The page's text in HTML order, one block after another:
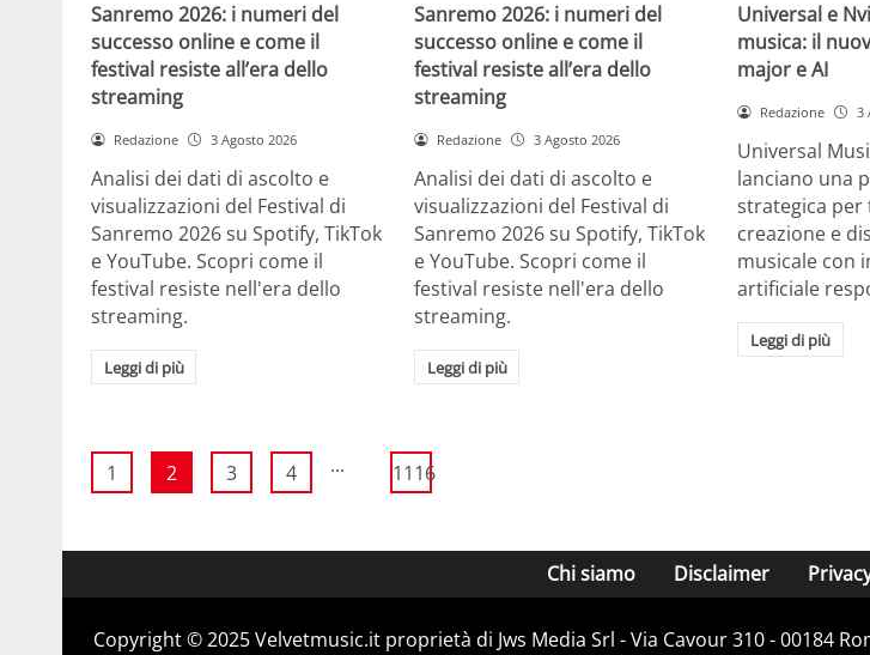
Sanremo 2026: i numeri del
successo online e come il
festival resiste all’era dello
streaming
Redazione 3 Agosto 2026
Analisi dei dati di ascolto e
visualizzazioni del Festival di
Sanremo 2026 su Spotify, TikTok
e YouTube. Scopri come il
festival resiste nell'era dello
streaming.
Leggi di più
Sanremo 2026: i numeri del
successo online e come il
festival resiste all’era dello
streaming
Redazione 3 Agosto 2026
Analisi dei dati di ascolto e
visualizzazioni del Festival di
Sanremo 2026 su Spotify, TikTok
e YouTube. Scopri come il
festival resiste nell'era dello
streaming.
Leggi di più
Universal e
musica: il
major e AI
Redazione 3
Universal
lanciano una
strategica
creazione e
musicale con
artificiale
Leggi di più
1 2 3 4 ... 1116
Chi siamo Disclaimer
Copyright © 2025 Velvetmusic.it proprietà di Jws Media Srl - Via Cavour 310 - 00184